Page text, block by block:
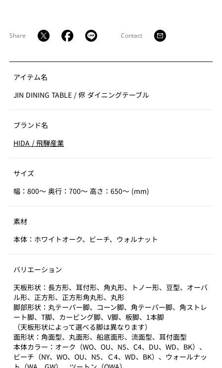
Share Contact
アイテム名
JIN DINING TABLE / 侭 ダイニングテーブル
ブランド名
HIDA / 飛騨産業
サイズ
幅：800～ 奥行：700～ 高さ：650～ (mm)
素材
本体：ホワイトオーク、ビーチ、ウォルナット
バリエーション
天板形状：長方形、耳付形、角丸形、トノー形、豆型、オーバ
ル形、正方形、正方形角丸形、丸形
脚部形状：丸テーパー脚、コーン脚、角テーパー脚、角ストレ
ート脚、T脚、カービング脚、V脚、板脚、1本脚
（天板形状によって選べる脚は異なります）
面形状：角面型、丸面形、船底面形、流面型、耳付面型
本体カラー：オーク（WO、OU、N5、C4、DU、WD、BK）、
ビーチ（NY、WO、OU、N5、Ｃ4、WD、BK）、ウォールナッ